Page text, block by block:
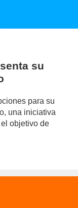
su
para su
una iniciativa
objetivo de
author/soledad-